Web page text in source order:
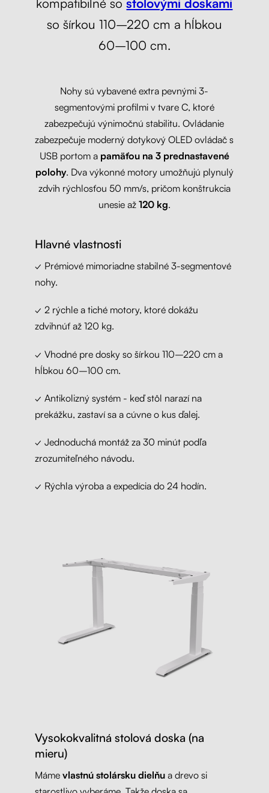
kompatibilné sostolovými doskami
so šírkou 110–220 cm a hĺbkou
60–100 cm.
Nohy sú vybavené extra pevnými 3-
segmentovými profilmi v tvare C, ktoré
zabezpečujú výnimočnú stabilitu. Ovládanie
zabezpečuje moderný dotykový OLED ovládač s
USB portom a pamäťou na 3 prednastavené
polohy. Dva výkonné motory umožňujú plynulý
zdvih rýchlosťou 50 mm/s, pričom konštrukcia
unesie až 120 kg.
Hlavné vlastnosti
✓ Prémiové mimoriadne stabilné 3-segmentové
nohy.
✓ 2 rýchle a tiché motory, ktoré dokážu
zdvihnúť až 120 kg.
✓ Vhodné pre dosky so šírkou 110–220 cm a
hĺbkou 60–100 cm.
✓ Antikolizný systém - keď stôl narazí na
prekážku, zastaví sa a cúvne o kus ďalej.
✓ Jednoduchá montáž za 30 minút podľa
zrozumiteľného návodu.
✓ Rýchla výroba a expedícia do 24 hodín.
Vysokokvalitná stolová doska (na
mieru)
Máme vlastnú stolársku dielňua drevo si